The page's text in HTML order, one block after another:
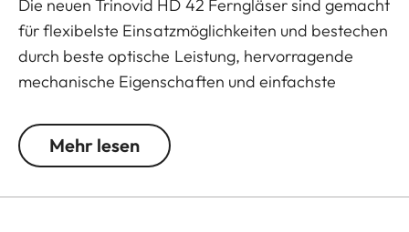
Die neuen Trinovid HD 42 Ferngläser sind gemacht
für flexibelste Einsatzmöglichkeiten und bestechen
durch beste optische Leistung, hervorragende
mechanische Eigenschaften und einfachste
bietet das Trinovid HD sehr gute Kontraste, eine
optimale Farbwiedergabe und eine sehr gute
Mehr lesen